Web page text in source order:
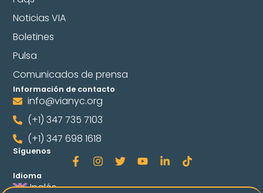
Noticias VIA
Boletines
Pulsa
Comunicados de prensa
Información de contacto
info@vianyc.org
(+1) 347 735 7103
(+1) 347 698 1618
Síguenos
Idioma
Inglés